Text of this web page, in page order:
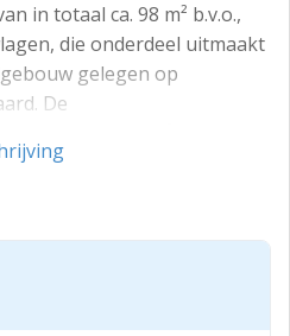
in totaal ca. 98 m² b.v.o.,
die onderdeel uitmaakt
gelegen op
De
grond en ca. 49 m² b.v.o.
is geïmpregneerd met
bedienbare